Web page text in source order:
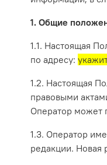
1. Общие
1.1. Настоящая
по адресу:
1.2. Настоящая
правовыми
Оператор может
1.3. Оператор
редакции. Новая